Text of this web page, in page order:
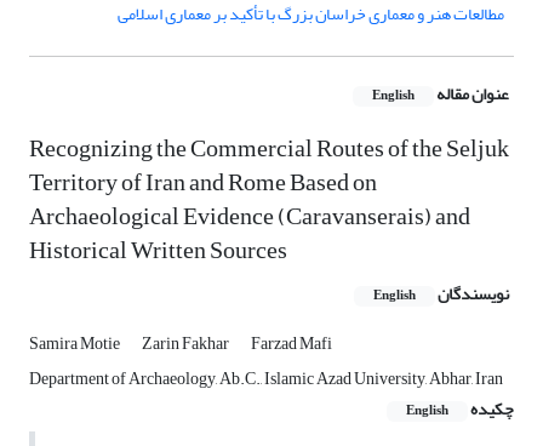
مطالعات هنر و معماری خراسان بزرگ با تأکید بر معماری اسلامی
عنوان مقاله English
Recognizing the Commercial Routes of the Seljuk
Territory of Iran and Rome Based on
Archaeological Evidence (Caravanserais) and
Historical Written Sources
نویسندگان English
Samira Motie Zarin Fakhar
Farzad Mafi
Department of Archaeology, Ab.C., Islamic Azad University, Abhar, Iran
چکیده
English